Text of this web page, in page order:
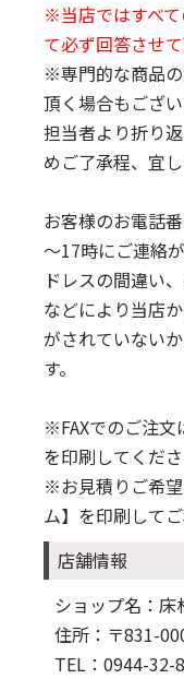
※当店ではすべ
て必ず回答させ
※専門的な商品
頂く場合もござい
担当者より折り
めご了承程、宜
お客様のお電話
～17時にご連絡
ドレスの間違い
などにより当店
がされていない
す。
※FAXでのご注文
を印刷してくだ
※お見積りご希
ム】 を印刷して
店舗情報
ショップ名：床
住所：〒831-
TEL：0944-32-